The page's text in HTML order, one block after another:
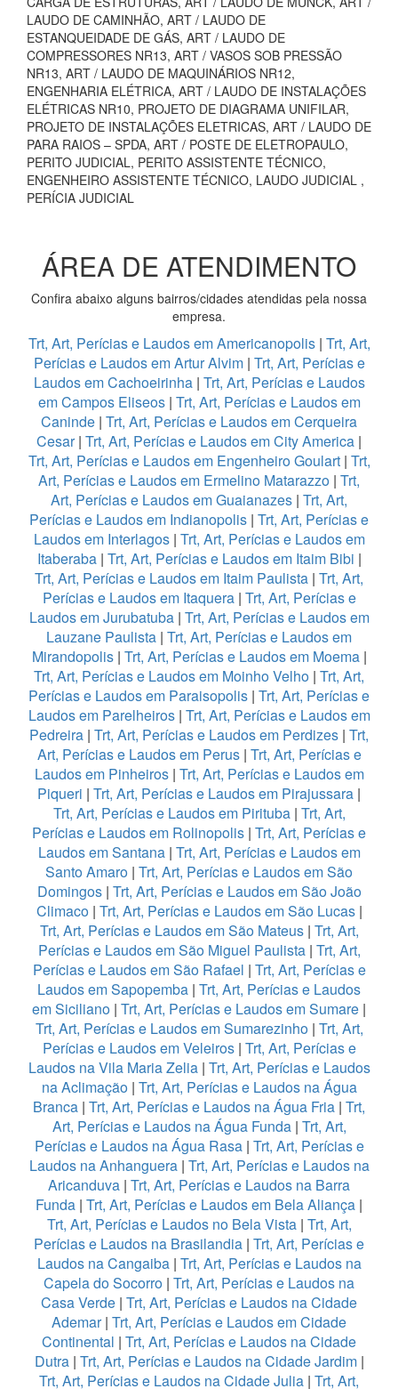
LAUDO DE CAMINHÃO, ART / LAUDO DE
ESTANQUEIDADE DE GÁS, ART / LAUDO DE
COMPRESSORES NR13, ART / VASOS SOB PRESSÃO
NR13, ART / LAUDO DE MAQUINÁRIOS NR12,
ENGENHARIA ELÉTRICA, ART / LAUDO DE INSTALAÇÕES
ELÉTRICAS NR10, PROJETO DE DIAGRAMA UNIFILAR,
PROJETO DE INSTALAÇÕES ELETRICAS, ART / LAUDO DE
PARA RAIOS – SPDA, ART / POSTE DE ELETROPAULO,
PERITO JUDICIAL, PERITO ASSISTENTE TÉCNICO,
ENGENHEIRO ASSISTENTE TÉCNICO, LAUDO JUDICIAL ,
PERÍCIA JUDICIAL
ÁREA DE ATENDIMENTO
Confira abaixo alguns bairros/cidades atendidas pela nossa
empresa.
Trt, Art, Perícias e Laudos em Americanopolis | Trt, Art,
Perícias e Laudos em Artur Alvim | Trt, Art, Perícias e
Laudos em Cachoeirinha| Trt, Art, Perícias e Laudos
em Campos Eliseos | Trt, Art, Perícias e Laudos em
Caninde | Trt, Art, Perícias e Laudos em Cerqueira
Cesar| Trt, Art, Perícias e Laudos em City America |
Trt, Art, Perícias e Laudos em Engenheiro Goulart | Trt,
Art, Perícias e Laudos em Ermelino Matarazzo | Trt,
Art, Perícias e Laudos em Guaianazes | Trt, Art,
Perícias e Laudos em Indianopolis | Trt, Art, Perícias e
Laudos em Interlagos| Trt, Art, Perícias e Laudos em
Itaberaba| Trt, Art, Perícias e Laudos em Itaim Bibi |
Trt, Art, Perícias e Laudos em Itaim Paulista | Trt, Art,
Perícias e Laudos em Itaquera| Trt, Art, Perícias e
Laudos em Jurubatuba| Trt, Art, Perícias e Laudos em
Lauzane Paulista | Trt, Art, Perícias e Laudos em
Mirandopolis| Trt, Art, Perícias e Laudos em Moema|
Trt, Art, Perícias e Laudos em Moinho Velho | Trt, Art,
Perícias e Laudos em Paraisopolis | Trt, Art, Perícias e
Laudos em Parelheiros| Trt, Art, Perícias e Laudos em
Pedreira | Trt, Art, Perícias e Laudos em Perdizes | Trt,
Art, Perícias e Laudos em Perus| Trt, Art, Perícias e
Laudos em Pinheiros| Trt, Art, Perícias e Laudos em
Piqueri | Trt, Art, Perícias e Laudos em Pirajussara |
Trt, Art, Perícias e Laudos em Pirituba| Trt, Art,
Perícias e Laudos em Rolinopolis | Trt, Art, Perícias e
Laudos em Santana| Trt, Art, Perícias e Laudos em
Santo Amaro | Trt, Art, Perícias e Laudos em São
Domingos| Trt, Art, Perícias e Laudos em São João
Climaco| Trt, Art, Perícias e Laudos em São Lucas|
Trt, Art, Perícias e Laudos em São Mateus | Trt, Art,
Perícias e Laudos em São Miguel Paulista| Trt, Art,
Perícias e Laudos em São Rafael | Trt, Art, Perícias e
Laudos em Sapopemba | Trt, Art, Perícias e Laudos
em Siciliano | Trt, Art, Perícias e Laudos em Sumare |
Trt, Art, Perícias e Laudos em Sumarezinho| Trt, Art,
Perícias e Laudos em Veleiros| Trt, Art, Perícias e
Laudos na Vila Maria Zelia| Trt, Art, Perícias e Laudos
na Aclimação| Trt, Art, Perícias e Laudos na Água
Branca | Trt, Art, Perícias e Laudos na Água Fria | Trt,
Art, Perícias e Laudos na Água Funda| Trt, Art,
Perícias e Laudos na Água Rasa | Trt, Art, Perícias e
Laudos na Anhanguera| Trt, Art, Perícias e Laudos na
Aricanduva | Trt, Art, Perícias e Laudos na Barra
Funda | Trt, Art, Perícias e Laudos em Bela Aliança |
Trt, Art, Perícias e Laudos no Bela Vista| Trt, Art,
Perícias e Laudos na Brasilandia | Trt, Art, Perícias e
Laudos na Cangaiba| Trt, Art, Perícias e Laudos na
Capela do Socorro | Trt, Art, Perícias e Laudos na
Casa Verde | Trt, Art, Perícias e Laudos na Cidade
Ademar| Trt, Art, Perícias e Laudos em Cidade
Continental | Trt, Art, Perícias e Laudos na Cidade
Dutra | Trt, Art, Perícias e Laudos na Cidade Jardim|
Trt, Art, Perícias e Laudos na Cidade Julia | Trt, Art,